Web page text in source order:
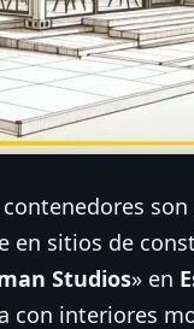
sitios de
Studios» en
con interiores